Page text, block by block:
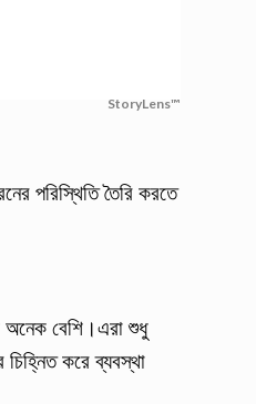
StoryLens™
পরিস্থিতি তৈরি করতে
অনেক বেশি।এরা শুধু
করে ব্যবস্থা